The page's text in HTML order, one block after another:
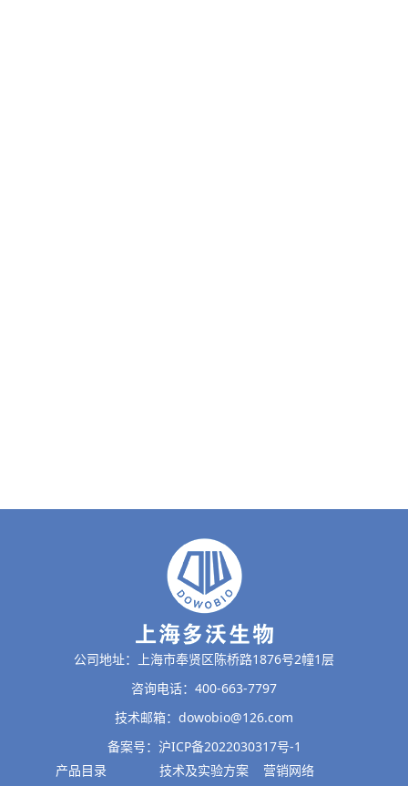
公司地址：上海市奉贤区陈桥路1876号2幢1层
咨询电话：400-663-7797
技术邮箱：dowobio@126.com
备案号：沪ICP备2022030317号-1
产品目录
技术及实验方案 营销网络